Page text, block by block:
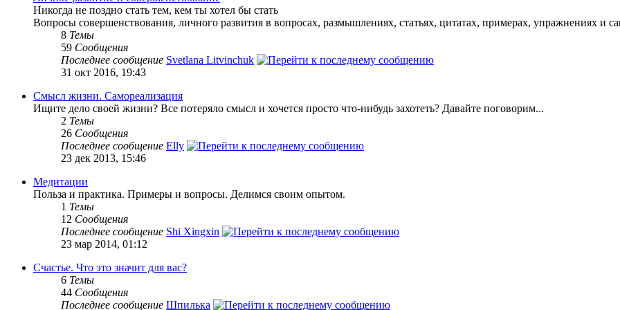
Никогда не поздно стать тем, кем ты хотел бы стать
Вопросы совершенствования, личного развития в вопросах, размышлениях, статьях, цитатах, примерах, упражнениях и
8 Темы
59 Сообщения
Последнее сообщение Svetlana Litvinchuk
31 окт 2016, 19:43
Смысл жизни. Самореализация
Ищите дело своей жизни? Все потеряло смысл и хочется просто что-нибудь захотеть? Давайте поговорим...
2 Темы
26 Сообщения
Последнее сообщение Elly
23 дек 2013, 15:46
Медитации
Польза и практика. Примеры и вопросы. Делимся своим опытом.
1 Темы
12 Сообщения
Последнее сообщение Shi Xingxin
23 мар 2014, 01:12
Счастье. Что это значит для вас?
6 Темы
44 Сообщения
Последнее сообщение Шпилька